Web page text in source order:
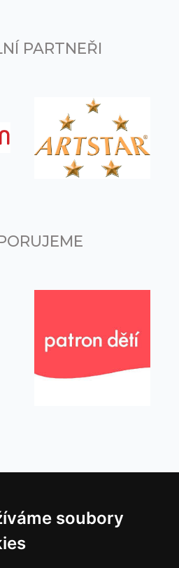
soubory
PARTNEŘI
Na Maninách
170 00 Praha 7 - Holešovice